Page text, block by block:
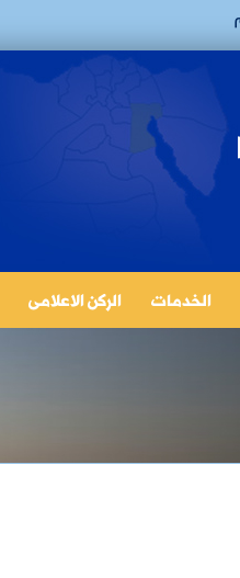
الخدمات الركن الاعلامى